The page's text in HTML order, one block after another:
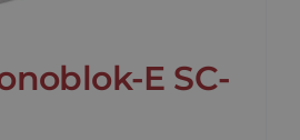
E SC-